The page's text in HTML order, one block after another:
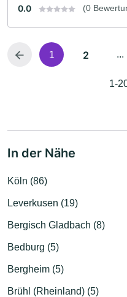
0.0 (0
1 2 ...
1-
In der Nähe
Köln (86)
Leverkusen (19)
Bergisch Gladbach (8)
Bedburg (5)
Bergheim (5)
Brühl (Rheinland) (5)